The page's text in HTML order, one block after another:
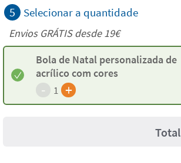
5 Selecionar a quantidade
Envios GRÁTIS desde 19€
Bola de Natal personalizada de
acrílico com cores
- 1 +
Total